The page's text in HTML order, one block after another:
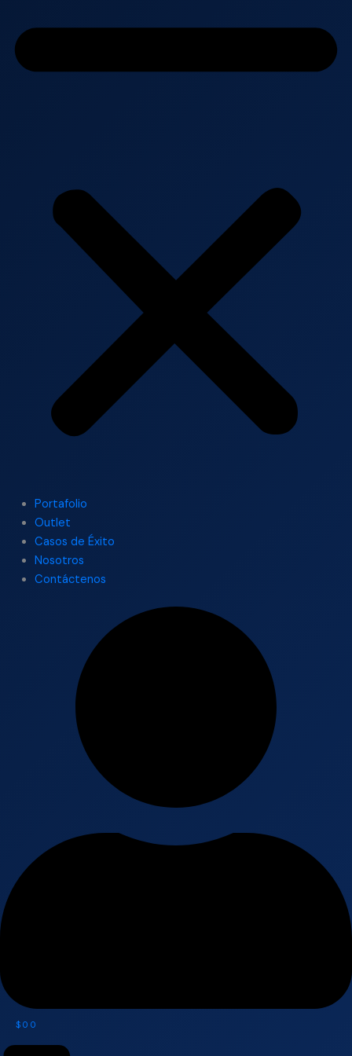
Portafolio
Outlet
Casos de Éxito
Nosotros
Contáctenos
$ 0 0